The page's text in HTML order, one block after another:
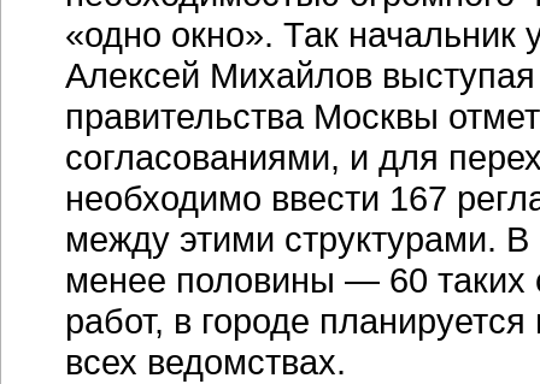
«одно окно». Так
Алексей Михайлов
правительства Москвы
согласованиями, и для
необходимо ввести 167
между этими структурами.
менее половины — 60 таких
работ, в городе
всех ведомствах.